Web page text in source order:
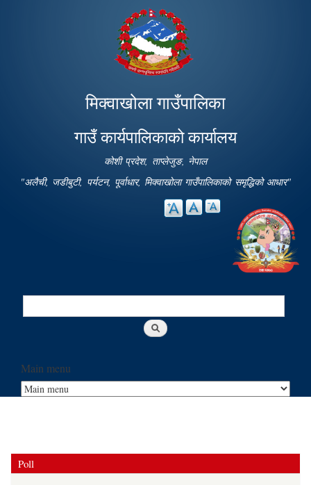
main
content
मिक्वाखोला गाउँपालिका
गाउँ कार्यपालिकाको कार्यालय
कोशी प्रदेश, ताप्लेजुङ, नेपाल
"अलैची, जडीबुटी, पर्यटन, पूर्वाधार, मिक्वाखोला गाउँपालिकाको समृद्धिको आधार"
Search
Main menu
Poll